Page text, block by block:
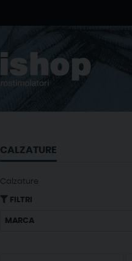
CALZATURE
Calzature
FILTRI
MARCA